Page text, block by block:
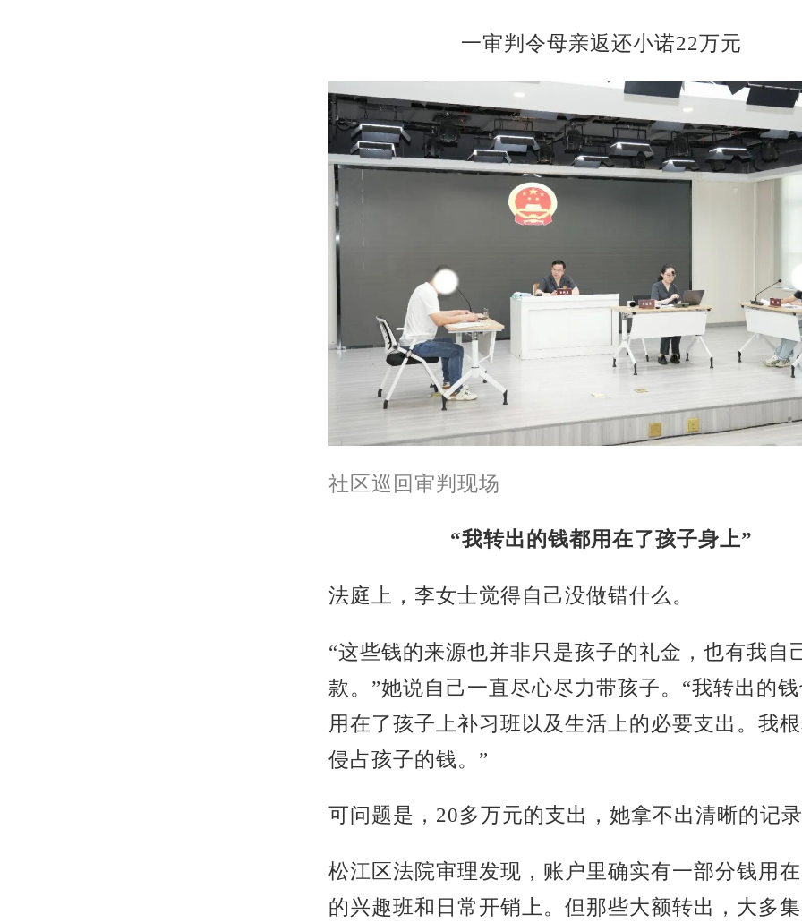
一审判令母亲返还小诺22万元
社区巡回审判现场
“我转出的钱都用在了孩子身上”
法庭上，李女士觉得自己没做错什么。
“这些钱的来源也并非只是孩子的礼金，也有我自
款。”她说自己一直尽心尽力带孩子。“我转出的
用在了孩子上补习班以及生活上的必要支出。我
侵占孩子的钱。”
可问题是，20多万元的支出，她拿不出清晰的记
松江区法院审理发现，账户里确实有一部分钱用
的兴趣班和日常开销上。但那些大额转出，大多